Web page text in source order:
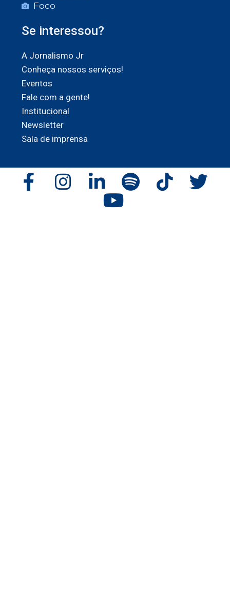
Foco
Se interessou?
A Jornalismo Jr
Conheça nossos serviços!
Eventos
Fale com a gente!
Institucional
Newsletter
Sala de imprensa